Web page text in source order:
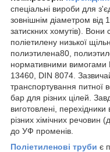
спеціальні вироби для
зовнішнім діаметром
затискних хомутів). Вони
поліетилену низької
полиэтилена80,
нормативними вимогами
13460, DIN 8074.
транспортування питної
бар для різних цілей.
виготовлені,
різних хімічних речовин
до УФ променів.
Поліетиленові труби є